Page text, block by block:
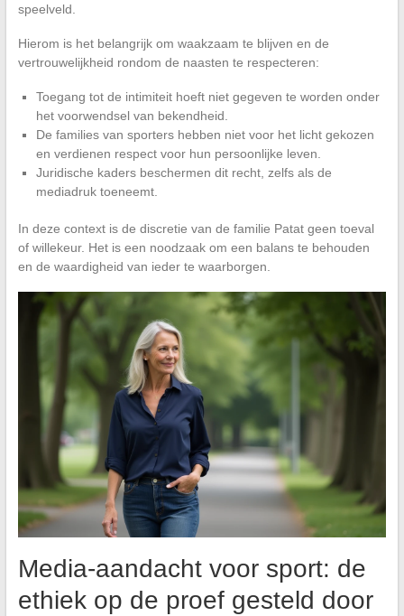
speelveld.
Hierom is het belangrijk om waakzaam te blijven en de
vertrouwelijkheid rondom de naasten te respecteren:
Toegang tot de intimiteit hoeft niet gegeven te worden onder
het voorwendsel van bekendheid.
De families van sporters hebben niet voor het licht gekozen
en verdienen respect voor hun persoonlijke leven.
Juridische kaders beschermen dit recht, zelfs als de
mediadruk toeneemt.
In deze context is de discretie van de familie Patat geen toeval
of willekeur. Het is een noodzaak om een balans te behouden
en de waardigheid van ieder te waarborgen.
Media-aandacht voor sport: de
ethiek op de proef gesteld door